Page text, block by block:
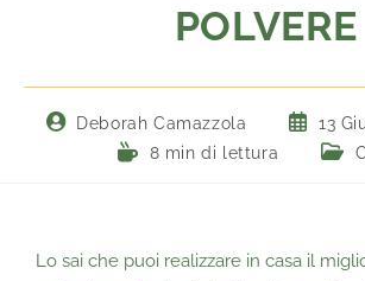
POLVERE
Deborah Camazzola
13
8 min di lettura
Lo sai che puoi realizzare in casa il